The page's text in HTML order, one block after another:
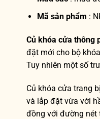
Mã sản phẩm :
Củ khóa cửa thông
đặt mới cho bộ
Tuy nhiên một số
Củ khóa cửa trang
và lắp đặt vừa với
đồng với đường nét